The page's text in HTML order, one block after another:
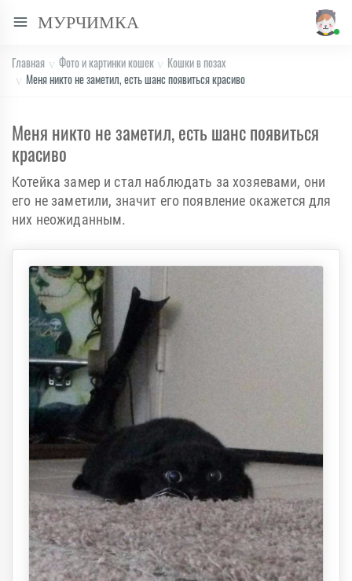
МУРЧИМКА
Главная Фото и картинки кошек
Кошки в позах
Меня никто не заметил, есть шанс появиться красиво
Меня никто не заметил, есть шанс появиться
красиво
Котейка замер и стал наблюдать за хозяевами, они
его не заметили, значит его появление окажется для
них неожиданным.